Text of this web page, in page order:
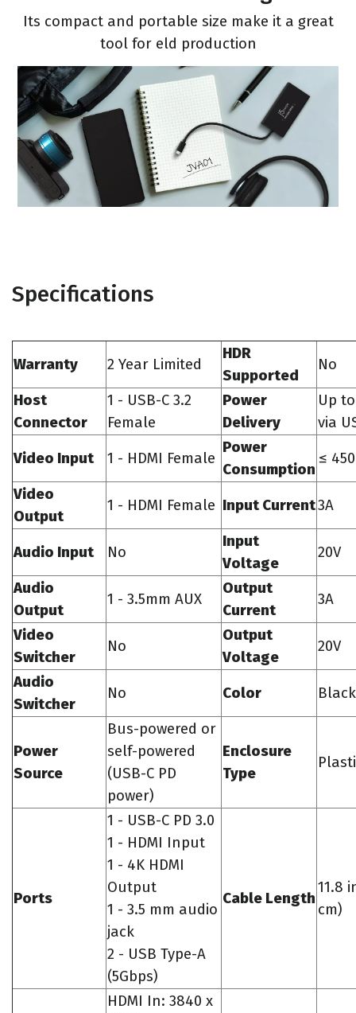
Its compact and portable size make it a great
tool for eld production
Specifications
Warranty 2 Year Limited
HDR
Supported
No
Host
Connector
1 - USB-C 3.2
Female
Power
Delivery
Up
via
Video Input 1 - HDMI Female
Power
Consumption
≤
Video
Output
1 - HDMI Female Input Current3A
Audio Input No
Input
Voltage
20V
Audio
Output
1 - 3.5mm AUX
Output
Current
3A
Video
Switcher
No
Output
Voltage
20V
Audio
Switcher
No Color Black
Power
Source
Bus-powered or
self-powered
(USB-C PD
power)
Enclosure
Type
Ports
1 - USB-C PD 3.0
1 - HDMI Input
1 - 4K HDMI
Output
1 - 3.5 mm audio
jack
2 - USB Type-A
(5Gbps)
Cable Length
11.8
cm)
HDMI In: 3840 x